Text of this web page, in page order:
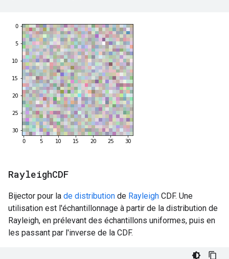
RayleighCDF
Bijector pour la de distribution de Rayleigh CDF. Une
utilisation est l'échantillonnage à partir de la distribution de
Rayleigh, en prélevant des échantillons uniformes, puis en
les passant par l'inverse de la CDF.